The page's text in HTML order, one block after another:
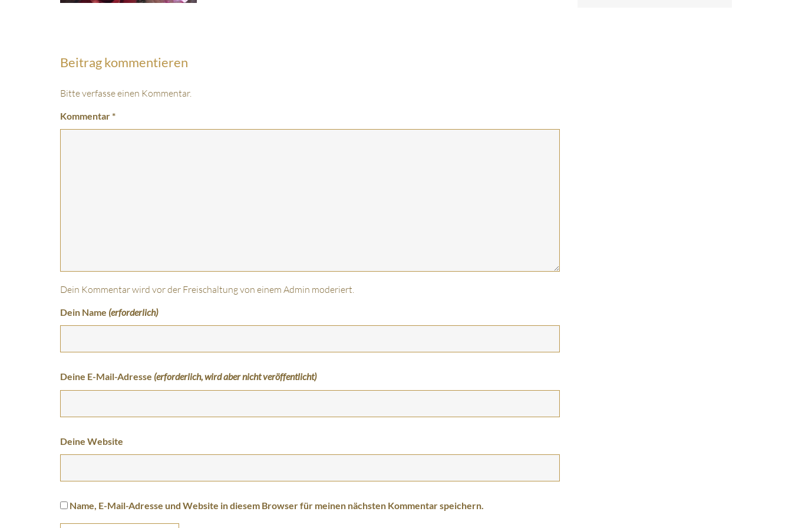
Beitrag kommentieren
Bitte verfasse einen Kommentar.
Kommentar*
Dein Kommentar wird vor der Freischaltung von einem Admin moderiert.
Dein Name (erforderlich)
Deine E-Mail-Adresse (erforderlich, wird aber nicht veröffentlicht)
Deine Website
Name, E-Mail-Adresse und Website in diesem Browser für meinen nächsten Kommentar speichern.